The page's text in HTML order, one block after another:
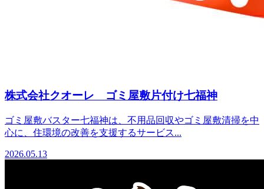
株式会社クオーレ ゴミ屋敷片付け七福神
ゴミ屋敷バスター七福神は、不用品回収やゴミ屋敷清掃を中
心に、住環境の改善を支援するサービス...
2026.05.13